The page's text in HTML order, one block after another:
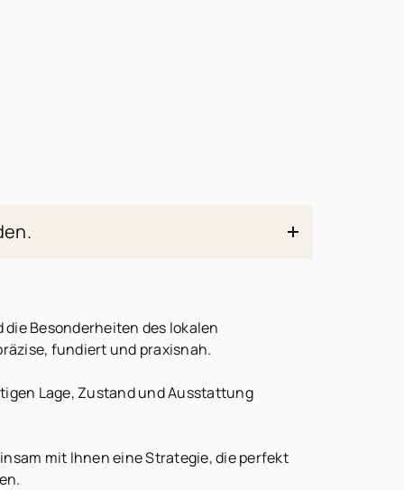
Besonderheiten des lokalen
fundiert und praxisnah.
Lage, Zustand und Ausstattung
mit Ihnen eine Strategie, die perfekt